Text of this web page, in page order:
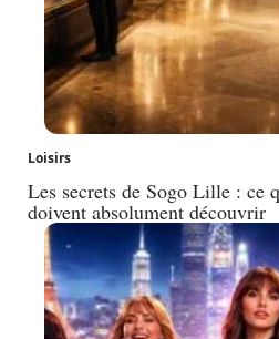
Loisirs
Les secrets de Sogo Lille : ce
doivent absolument découvrir